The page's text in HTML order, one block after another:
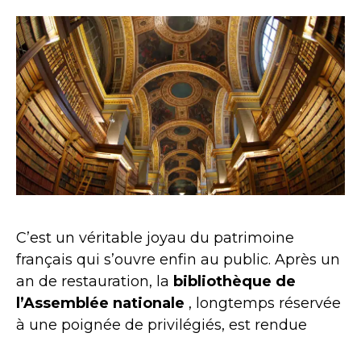
C’est un véritable joyau du patrimoine
français qui s’ouvre enfin au public. Après un
an de restauration, la bibliothèque de
l’Assemblée nationale , longtemps réservée
à une poignée de privilégiés, est rendue